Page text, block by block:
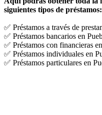
siguientes tipos de préstamos:
✅ Préstamos a través de
✅ Préstamos bancarios en
✅ Préstamos con financieras
✅ Préstamos individuales en
✅ Préstamos particulares en